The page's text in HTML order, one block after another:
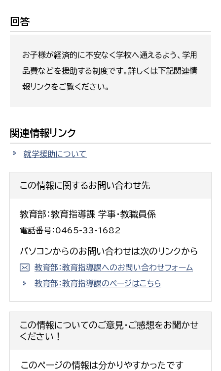
回答
お子様が経済的に不安なく学校へ通えるよう、学用
品費などを援助する制度です。詳しくは下記関連情
報リンクをご覧ください。
関連情報リンク
就学援助について
この情報に関するお問い合わせ先
教育部：教育指導課 学事・教職員係
電話番号：0465-33-1682
パソコンからのお問い合わせは次のリンクから
教育部：教育指導課へのお問い合わせフォーム
教育部：教育指導課のページはこちら
この情報についてのご意見・ご感想をお聞かせ
ください！
このページの情報は分かりやすかったです